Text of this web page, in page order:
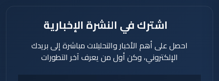
اشترك في النشرة الإخبارية
احصل على أهم الأخبار والتحليلات مباشرة إلى بريدك
الإلكتروني، وكن أول من يعرف آخر التطورات